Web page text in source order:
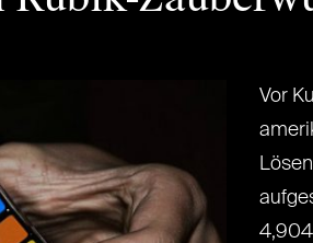
Vor
4,904